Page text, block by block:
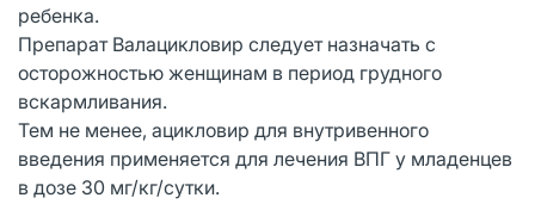
ребенка.
Препарат Валацикловир следует назначать с
осторожностью женщинам в период грудного
вскармливания.
Тем не менее, ацикловир для внутривенного
введения применяется для лечения ВПГ у младенцев
в дозе 30 мг/кг/сутки.